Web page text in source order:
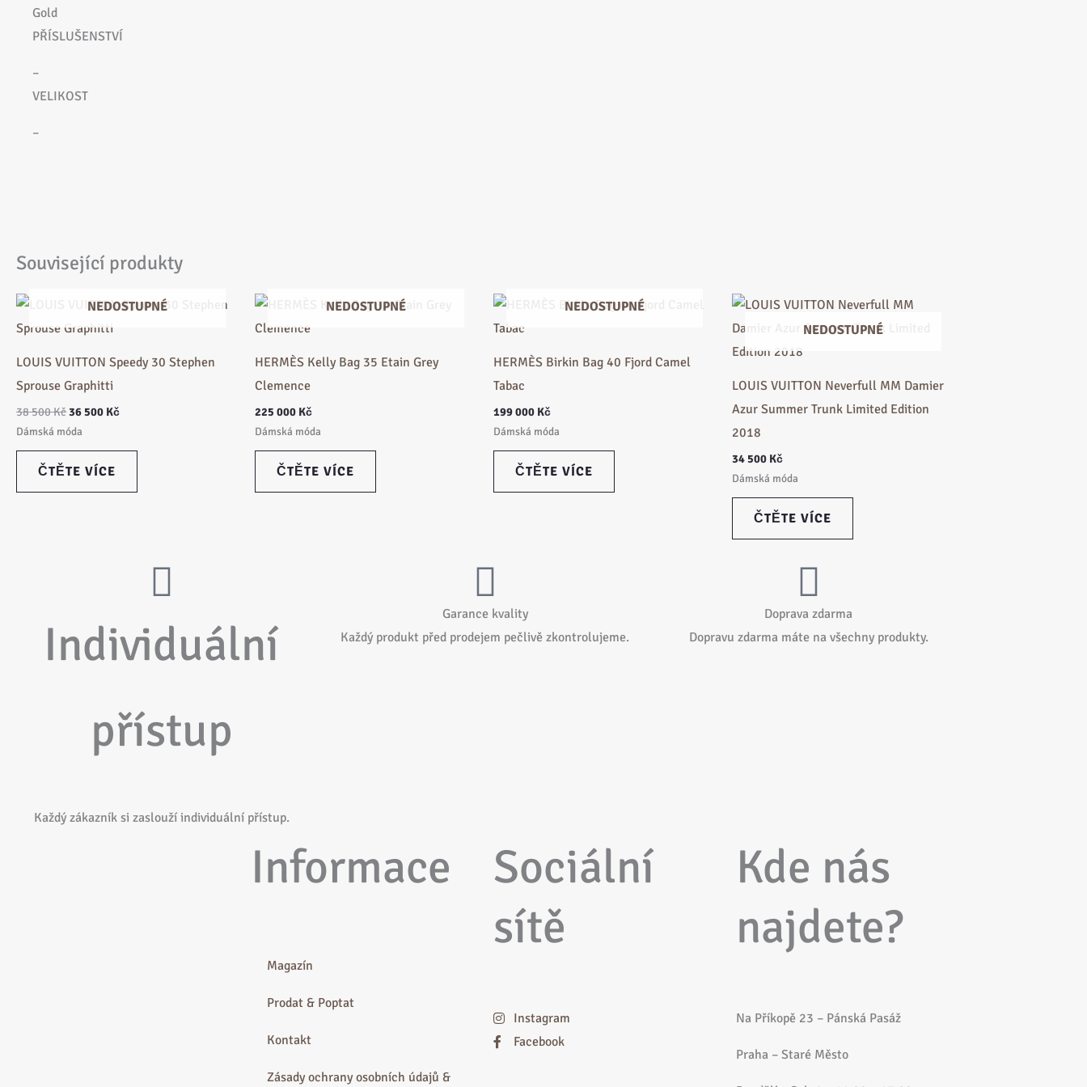
Gold
PŘÍSLUŠENSTVÍ
–
VELIKOST
–
Související produkty
NEDOSTUPNÉ
LOUIS VUITTON Speedy 30 Stephen
Sprouse Graphitti
38 500Kč
Původní
cena
byla:
500 Kč.
36 500 Kč
Aktuální
cena
500 Kč.
Dámská móda
ČTĚTE VÍCE
NEDOSTUPNÉ
HERMÈS Kelly Bag 35 Etain Grey
Clemence
225 000 Kč
Dámská móda
ČTĚTE VÍCE
NEDOSTUPNÉ
HERMÈS Birkin Bag 40 Fjord Camel
Tabac
199 000 Kč
Dámská móda
ČTĚTE VÍCE
NEDOSTUPNÉ
LOUIS VUITTON Neverfull MM Damier
Azur Summer Trunk Limited Edition
2018
34 500 Kč
Dámská móda
ČTĚTE VÍCE
Individuální
přístup
Každý zákazník si zaslouží individuální přístup.
Garance kvality
Každý produkt před prodejem pečlivě zkontrolujeme.
Doprava zdarma
Dopravu zdarma máte na všechny produkty.
Informace
Magazín
Prodat & Poptat
Kontakt
Zásady ochrany osobních údajů &
Sociální
sítě
Instagram
Facebook
Kde nás
najdete?
Na Příkopě 23 – Pánská Pasáž
Praha – Staré Město